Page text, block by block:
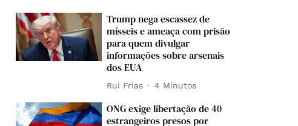
Trump nega escassez de
mísseis e ameaça com prisão
para quem divulgar
informações sobre arsenais
dos EUA
Rui Frias 4 Minutos
ONG exige libertação de 40
estrangeiros presos por